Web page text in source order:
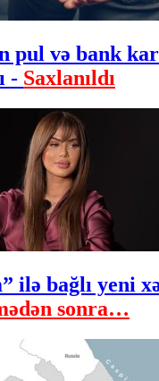
pul və bank
- Saxlanıldı
ilə bağlı yeni
sonra…